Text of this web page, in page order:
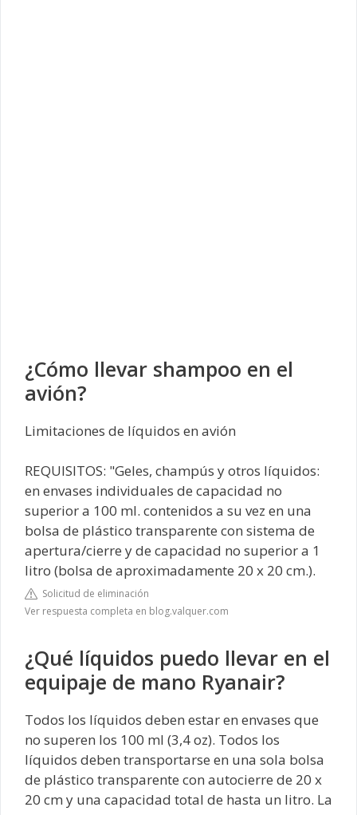
¿Cómo llevar shampoo en el
avión?
Limitaciones de líquidos en avión
REQUISITOS: "Geles, champús y otros líquidos:
en envases individuales de capacidad no
superior a 100 ml. contenidos a su vez en una
bolsa de plástico transparente con sistema de
apertura/cierre y de capacidad no superior a 1
litro (bolsa de aproximadamente 20 x 20 cm.).
Solicitud de eliminación
Ver respuesta completa en blog.valquer.com
¿Qué líquidos puedo llevar en el
equipaje de mano Ryanair?
Todos los líquidos deben estar en envases que
no superen los 100 ml (3,4 oz). Todos los
líquidos deben transportarse en una sola bolsa
de plástico transparente con autocierre de 20 x
20 cm y una capacidad total de hasta un litro. La